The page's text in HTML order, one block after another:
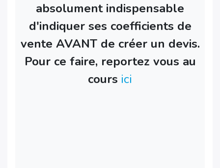
absolument indispensable
d'indiquer ses coefficients de
vente AVANT de créer un devis.
Pour ce faire, reportez vous au
cours ici